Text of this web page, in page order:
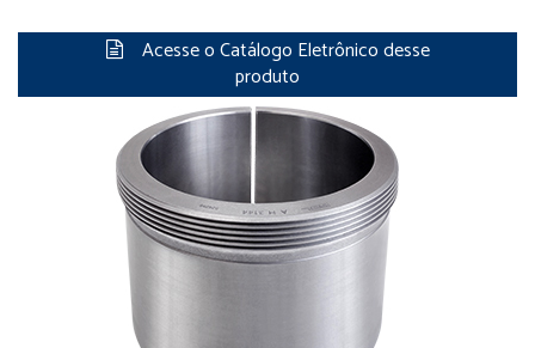
Acesse o Catálogo Eletrônico desse
produto